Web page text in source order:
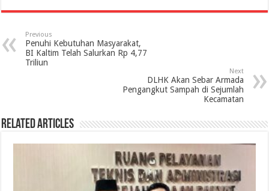
Previous
Penuhi Kebutuhan Masyarakat,
BI Kaltim Telah Salurkan Rp 4,77
Triliun
Next
DLHK Akan Sebar Armada
Pengangkut Sampah di Sejumlah
Kecamatan
Related Articles